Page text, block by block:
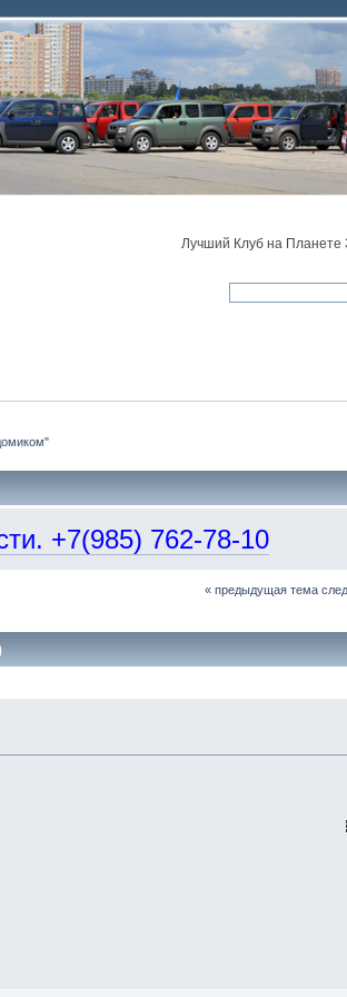
Лучший Клуб на Планете
+7(985) 762-78-10
« предыдущая тема